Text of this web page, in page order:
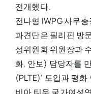
전개했다.
전나형 IWPG 사무
파견단은 필리핀 방
성위원회 위원장과
화, 안보) 담당자를
(PLTE)’ 도입과 평